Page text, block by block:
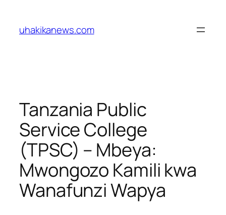
content
uhakikanews.com
Tanzania Public
Service College
(TPSC) – Mbeya:
Mwongozo Kamili kwa
Wanafunzi Wapya